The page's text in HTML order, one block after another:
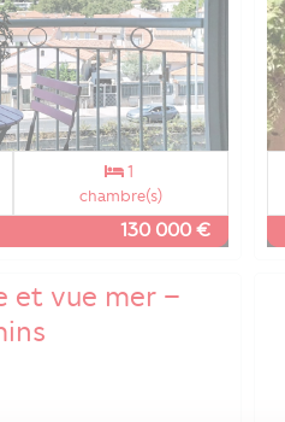
1
chambre(s)
130 000 €
et vue mer –